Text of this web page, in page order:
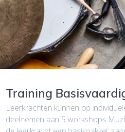
Training
Leerkrachten kunnen op
deelnemen aan 5 workshops